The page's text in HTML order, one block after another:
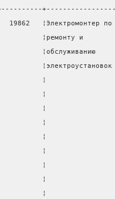
19862
¦ремонту и
¦
¦
¦
¦
¦
¦
¦
¦
¦